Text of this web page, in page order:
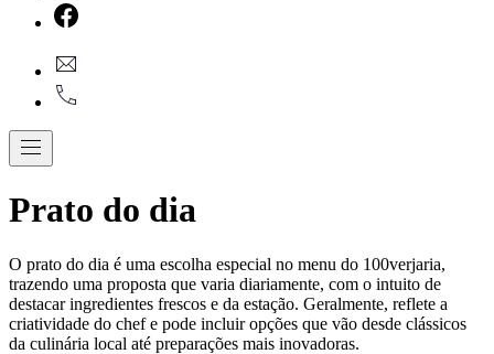
New
Window
Window
Navigation
Prato do dia
O prato do dia é uma escolha especial no menu do 100verjaria,
trazendo uma proposta que varia diariamente, com o intuito de
destacar ingredientes frescos e da estação. Geralmente, reflete a
criatividade do chef e pode incluir opções que vão desde clássicos
da culinária local até preparações mais inovadoras.